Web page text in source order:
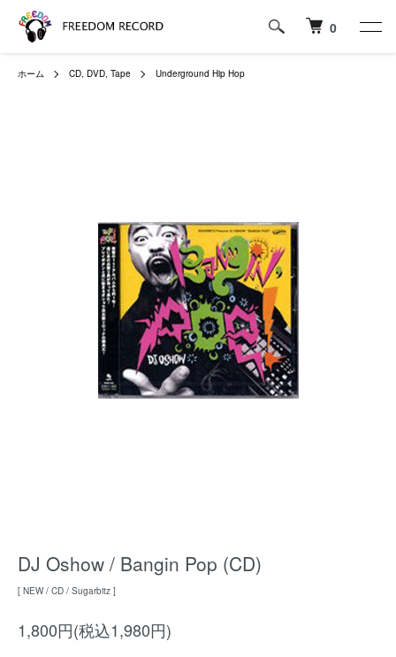
0
ホーム CD, DVD, Tape Underground Hip Hop
DJ Oshow / Bangin Pop (CD)
[ NEW / CD / Sugarbitz ]
1,800円(税込1,980円)